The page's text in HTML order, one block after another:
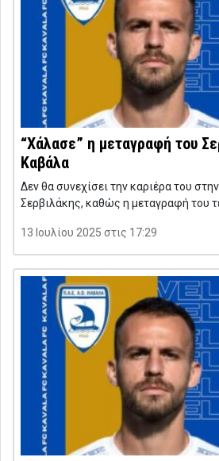
“Χάλασε” η μεταγραφή του
Καβάλα
Δεν θα συνεχίσει την καριέρα του
Σερβιλάκης, καθώς η μεταγραφή του
13 Ιουλίου 2025 στις 17:29